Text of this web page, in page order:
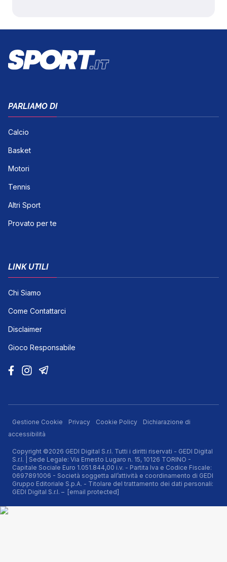
PARLIAMO DI
Calcio
Basket
Motori
Tennis
Altri Sport
Provato per te
LINK UTILI
Chi Siamo
Come Contattarci
Disclaimer
Gioco Responsabile
Gestione Cookie Privacy Cookie Policy
Dichiarazione di
accessibilità
Copyright ©2026 GEDI Digital S.r.l. Tutti i diritti riservati - GEDI Digital
S.r.l. | Sede Legale: Via Ernesto Lugaro n. 15, 10126 TORINO -
Capitale Sociale Euro 1.051.844,00 i.v. - Partita Iva e Codice Fiscale:
0697891006 - Società soggetta all’attività e coordinamento di GEDI
Gruppo Editoriale S.p.A. - Titolare del trattamento dei dati personali:
GEDI Digital S.r.l. – [email protected]